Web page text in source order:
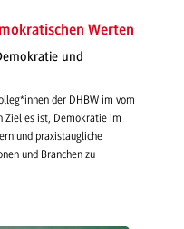
Werten
und
der DHBW im vom
Ziel es ist, Demokratie im
und praxistaugliche
und Branchen zu